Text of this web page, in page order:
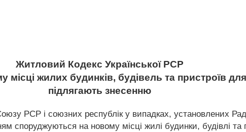
Житловий Кодекс Української РСР
місці жилих будинків, будівель та пристроїв
підлягають знесенню
РСР і союзних республік у випадках, установлених
споруджуються на новому місці жилі будинки, будівлі